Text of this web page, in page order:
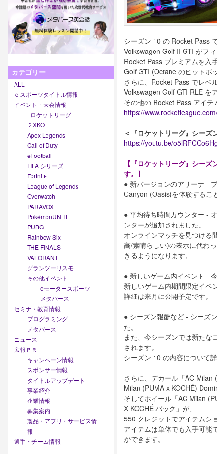
カテゴリー
ALL
ｅスポーツタイトル情報
イベント・大会情報
_ロケットリーグ
２XKO
Apex Legends
Call of Duty
eFootball
FIFA シリーズ
Fortnite
League of Legends
Overwatch
PARAVOX
PokémonUNITE
PUBG
Rainbow Six
THE FINALS
VALORANT
グランツーリスモ
その他イベント
eモータースポーツ
メタバース
セミナ・教育情報
プログラミング
メタバース
ニュース
広報ＰＲ
キャンペーン情報
スポンサー情報
タイトルアップデート
事業紹介
企業情報
募集案内
製品・アプリ・サービス情
報
選手・チーム情報
シーズン 10 の Rocket Pass
Volkswagen Golf II GTI がフ
Rocket Pass プレミアムを入
Golf GTI (Octane のヒットボ
さらに、Rocket Pass でレベ
Volkswagen Golf GTI RLE を
その他の Rocket Pass アイ
https://
＜『ロケットリーグ』シーズ
https://youtu.be/
【『ロケットリーグ』シー
す。】
● 新バージョンのアリーナ ‐
Canyon (Oasis)を体験するこ
● 平均待ち時間カウンター ‐
ンターが追加されました。
オンラインマッチを見つける
高/素晴らしい)の表示に代わ
きるようになります。
● 新しいゲーム内イベント ‐
新しいゲーム内期間限定イベ
詳細は来月に公開予定です。
● シーズン報酬など ‐ シーズ
た。
また、今シーズンでは新たな
されます。
シーズン 10 の内容について
さらに、デカール「AC Milan
Milan (PUMA x KOCHÉ)
そしてホイール「AC Milan
X KOCHÉ パック」が、
550 クレジットでアイテムシ
アイテムは単体でも入手可能
ができます。